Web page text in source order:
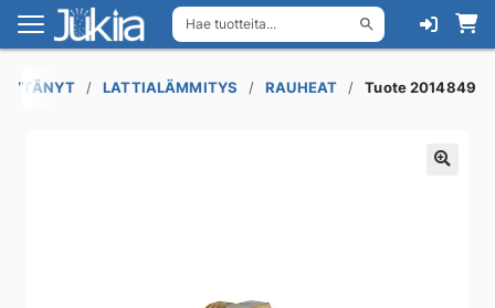
Hae tuotteita...
Siirry
navigointiin
Siirry
sisältöön
LATTIALÄMMITYS RAUHEAT Tuote 2014849